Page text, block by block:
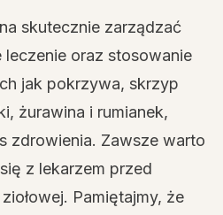
skutecznie zarządzać
oraz stosowanie
jak pokrzywa, skrzyp
żurawina i rumianek,
zdrowienia. Zawsze warto
z lekarzem przed
Pamiętajmy, że